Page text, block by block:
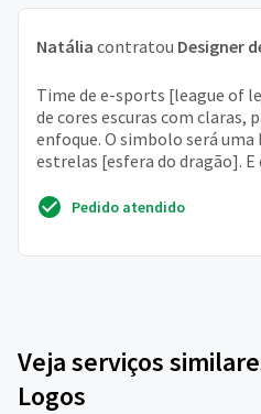
Natália contratou Designer
Time de e-sports [league of
de cores escuras com claras,
enfoque. O simbolo será uma
estrelas [esfera do dragão].
Pedido atendido
Veja serviços
Logos